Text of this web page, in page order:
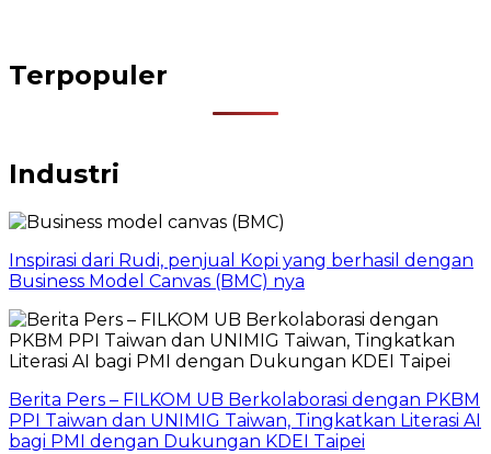
Terpopuler
Industri
Inspirasi dari Rudi, penjual Kopi yang berhasil dengan
Business Model Canvas (BMC) nya
Berita Pers – FILKOM UB Berkolaborasi dengan PKBM
PPI Taiwan dan UNIMIG Taiwan, Tingkatkan Literasi AI
bagi PMI dengan Dukungan KDEI Taipei